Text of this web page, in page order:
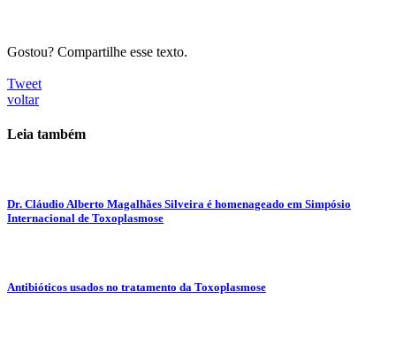
Gostou? Compartilhe esse texto.
Tweet
voltar
Leia também
Dr. Cláudio Alberto Magalhães Silveira é homenageado em Simpósio
Internacional de Toxoplasmose
Antibióticos usados no tratamento da Toxoplasmose